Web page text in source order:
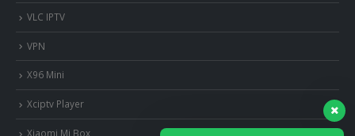
VLC IPTV
VPN
X96 Mini
Xciptv Player
Xiaomi Mi Box